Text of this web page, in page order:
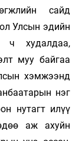
сайд
Улсын эдийн
худалдаа,
муу байгаа
хэмжээнд
нэг
нутагт илүү
аж ахуйн